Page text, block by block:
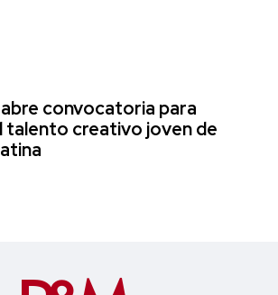
convocatoria para
talento creativo joven de